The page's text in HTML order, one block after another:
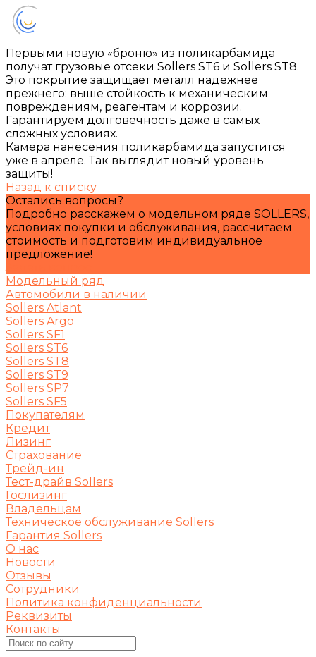
Первыми новую «броню» из поликарбамида
получат грузовые отсеки Sollers ST6 и Sollers ST8.
Это покрытие защищает металл надежнее
прежнего: выше стойкость к механическим
повреждениям, реагентам и коррозии.
Гарантируем долговечность даже в самых
сложных условиях.
Камера нанесения поликарбамида запустится
уже в апреле. Так выглядит новый уровень
защиты!
Назад к списку
Остались вопросы?
Подробно расскажем о модельном ряде SOLLERS,
условиях покупки и обслуживания, рассчитаем
стоимость и подготовим индивидуальное
предложение!
Модельный ряд
Автомобили в наличии
Sollers Atlant
Sollers Argo
Sollers SF1
Sollers ST6
Sollers ST8
Sollers ST9
Sollers SP7
Sollers SF5
Покупателям
Кредит
Лизинг
Страхование
Трейд-ин
Тест-драйв Sollers
Гослизинг
Владельцам
Техническое обслуживание Sollers
Гарантия Sollers
О нас
Новости
Отзывы
Сотрудники
Политика конфиденциальности
Реквизиты
Контакты